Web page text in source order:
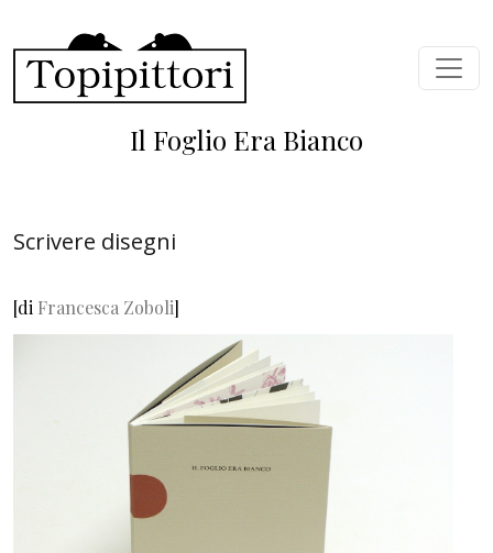
Il Foglio Era Bianco
Scrivere disegni
[di Francesca Zoboli]